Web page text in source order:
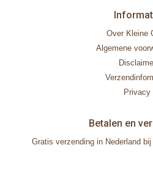
Over Kleine
Algemene
Privacy
Betalen en
Gratis verzending in Nederland